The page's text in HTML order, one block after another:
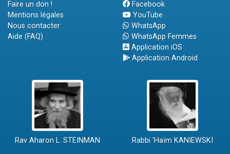
Faire un don !
Mentions légales
Nous contacter
Aide (FAQ)
Facebook
YouTube
WhatsApp
WhatsApp Femmes
Application iOS
Application Android
Rav Aharon L. STEINMAN Rabbi 'Haïm KANIEWSKI